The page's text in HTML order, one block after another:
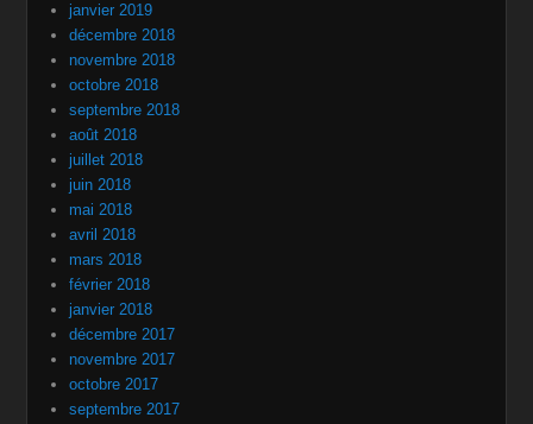
janvier 2019
décembre 2018
novembre 2018
octobre 2018
septembre 2018
août 2018
juillet 2018
juin 2018
mai 2018
avril 2018
mars 2018
février 2018
janvier 2018
décembre 2017
novembre 2017
octobre 2017
septembre 2017